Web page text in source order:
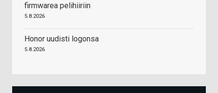
firmwarea pelihiiriin
5.8.2026
Honor uudisti logonsa
5.8.2026